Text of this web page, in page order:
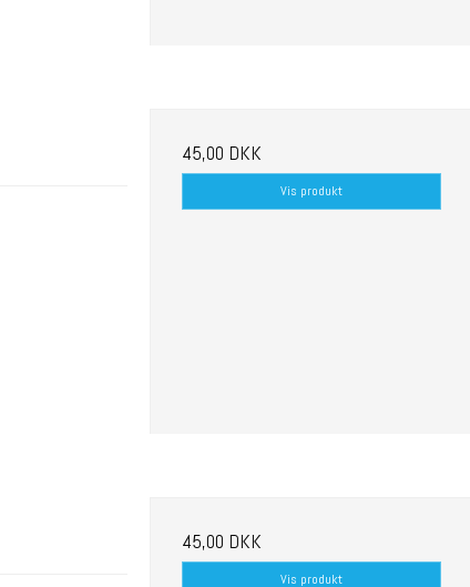
45,00 DKK
Vis produkt
45,00 DKK
Vis produkt